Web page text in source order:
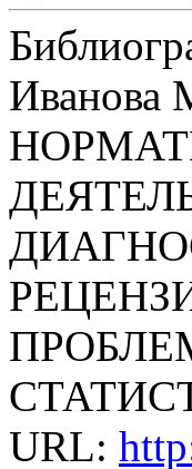
Иванова
URL: